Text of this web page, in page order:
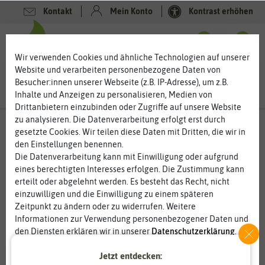
Kontakt Mein Konto Kontrast erhöhen
-20%
Wir verwenden Cookies und ähnliche Technologien auf unserer
Website und verarbeiten personenbezogene Daten von
Besucher:innen unserer Webseite (z.B. IP-Adresse), um z.B.
Inhalte und Anzeigen zu personalisieren, Medien von
Drittanbietern einzubinden oder Zugriffe auf unsere Website
zu analysieren. Die Datenverarbeitung erfolgt erst durch
gesetzte Cookies. Wir teilen diese Daten mit Dritten, die wir in
den Einstellungen benennen.
Die Datenverarbeitung kann mit Einwilligung oder aufgrund
eines berechtigten Interesses erfolgen. Die Zustimmung kann
erteilt oder abgelehnt werden. Es besteht das Recht, nicht
einzuwilligen und die Einwilligung zu einem späteren
Zeitpunkt zu ändern oder zu widerrufen. Weitere
Informationen zur Verwendung personenbezogener Daten und
den Diensten erklären wir in unserer Daten­schutz­erklärung.
Statistik
Jetzt entdecken: